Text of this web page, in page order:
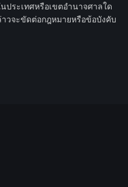
ประเทศหรือเขตอำนาจศาลใด
าวจะขัดต่อกฎหมายหรือข้อบังคับ